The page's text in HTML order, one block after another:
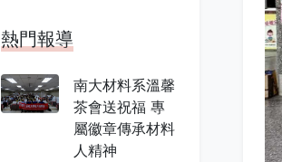
熱門報導
南大材料系溫馨
茶會送祝福 專
屬徽章傳承材料
人精神